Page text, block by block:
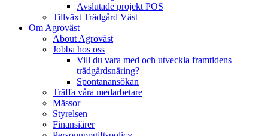
Avslutade projekt POS
Tillväxt Trädgård Väst
Om Agroväst
About Agroväst
Jobba hos oss
Vill du vara med och utveckla framtidens
trädgårdsnäring?
Spontanansökan
Träffa våra medarbetare
Mässor
Styrelsen
Finansiärer